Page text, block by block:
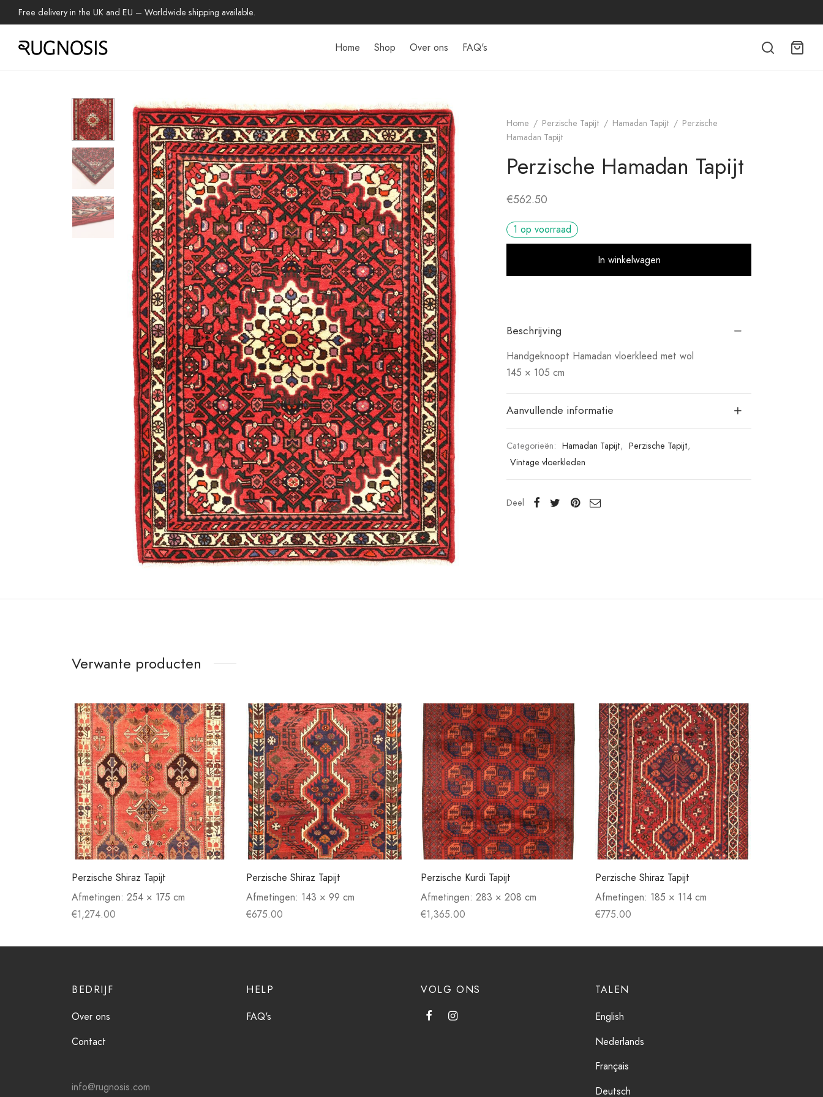
Free delivery in the UK and EU – Worldwide shipping available.
Home Shop Over ons FAQ's
Home / Perzische Tapijt / Hamadan Tapijt / Perzische
Hamadan Tapijt
Perzische Hamadan Tapijt
€562.50
1 op voorraad
In winkelwagen
Beschrijving
Handgeknoopt Hamadan vloerkleed met wol
145 × 105 cm
Aanvullende informatie
Categorieën: Hamadan Tapijt, Perzische Tapijt,
Vintage vloerkleden
Deel
Verwante producten
Perzische Shiraz Tapijt
Afmetingen: 254 × 175 cm
€1,274.00
Perzische Shiraz Tapijt
Afmetingen: 143 × 99 cm
€675.00
Perzische Kurdi Tapijt
Afmetingen: 283 × 208 cm
€1,365.00
Perzische Shiraz Tapijt
Afmetingen: 185 × 114 cm
€775.00
BEDRIJF
Over ons
Contact
info@rugnosis.com
HELP
FAQ's
VOLG ONS
TALEN
English
Nederlands
Français
Deutsch